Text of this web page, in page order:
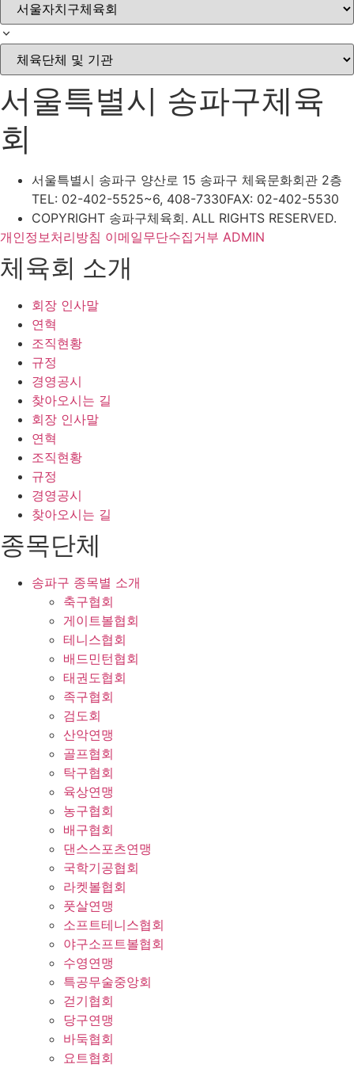
서울특별시 송파구체육
회
서울특별시 송파구 양산로 15 송파구 체육문화회관 2층
TEL: 02-402-5525~6, 408-7330FAX: 02-402-5530
COPYRIGHT 송파구체육회. ALL RIGHTS RESERVED.
개인정보처리방침 이메일무단수집거부 ADMIN
체육회 소개
회장 인사말
연혁
조직현황
규정
경영공시
찾아오시는 길
회장 인사말
연혁
조직현황
규정
경영공시
찾아오시는 길
종목단체
송파구 종목별 소개
축구협회
게이트볼협회
테니스협회
배드민턴협회
태권도협회
족구협회
검도회
산악연맹
골프협회
탁구협회
육상연맹
농구협회
배구협회
댄스스포츠연맹
국학기공협회
라켓볼협회
풋살연맹
소프트테니스협회
야구소프트볼협회
수영연맹
특공무술중앙회
걷기협회
당구연맹
바둑협회
요트협회